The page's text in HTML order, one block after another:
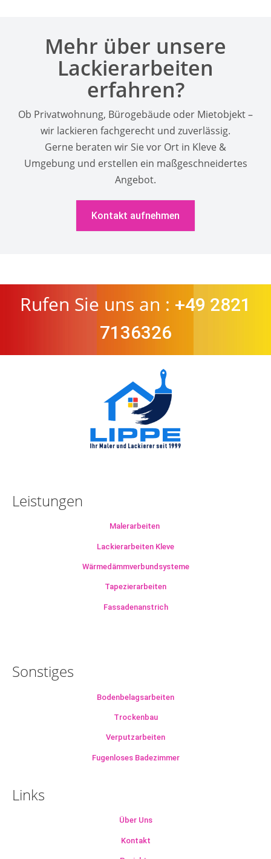
Mehr über unsere
Lackierarbeiten
erfahren?
Ob Privatwohnung, Bürogebäude oder Mietobjekt –
wir lackieren fachgerecht und zuverlässig.
Gerne beraten wir Sie vor Ort in Kleve &
Umgebung und erstellen ein maßgeschneidertes
Angebot.
Kontakt aufnehmen
Rufen Sie uns an : +49 2821
7136326
Leistungen
Malerarbeiten
Lackierarbeiten Kleve
Wärmedämmverbundsysteme
Tapezierarbeiten
Fassadenanstrich
Sonstiges
Bodenbelagsarbeiten
Trockenbau
Verputzarbeiten
Fugenloses Badezimmer
Links
Über Uns
Kontakt